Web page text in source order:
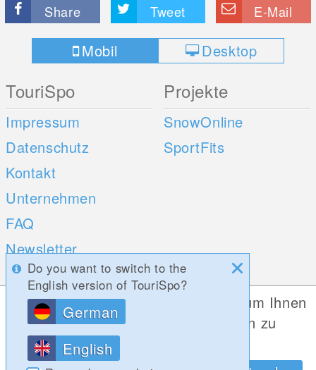
Share Tweet E-Mail
Mobil Desktop
TouriSpo
Impressum
Datenschutz
Kontakt
Unternehmen
FAQ
Newsletter
Umfragen
Projekte
SnowOnline
SportFits
Mobile Apps Social Web
Do you want to switch to the
English version of TouriSpo?
German
English
Diese Website verwendet Cookies, um Ihnen
die bestmögliche Funktionalität bieten zu
können.